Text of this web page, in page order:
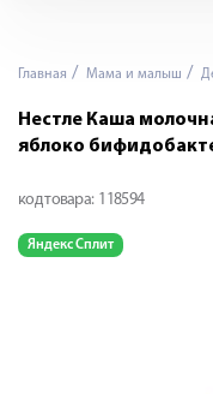
Главная Мама и малыш
Нестле Каша
яблоко
код товара: 118594
Яндекс Сплит